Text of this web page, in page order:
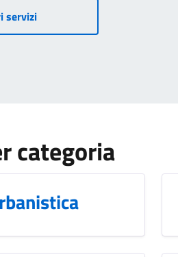
servizi
categoria